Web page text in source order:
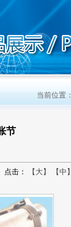
当前位置：
节
击： 【大】 【中】